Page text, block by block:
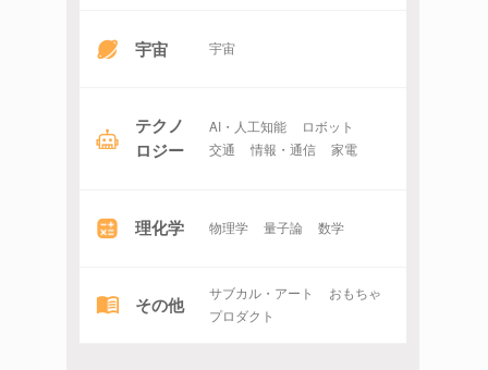
宇宙 宇宙
テクノ
ロジー
AI・人工知能
ロボット
交通
情報・通信 家電
理化学 物理学 量子論 数学
その他 サブカル・アート
おもちゃ
プロダクト